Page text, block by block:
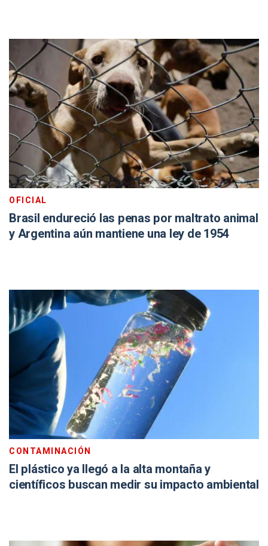
OFICIAL
Brasil endureció las penas por maltrato animal
y Argentina aún mantiene una ley de 1954
CONTAMINACIÓN
El plástico ya llegó a la alta montaña y
científicos buscan medir su impacto ambiental